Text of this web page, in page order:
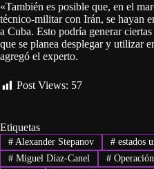
«También es posible que, en el
técnico-militar con Irán, se hayan
a Cuba. Esto podría generar
que se planea desplegar y utilizar
agregó el experto.
Post Views: 57
Etiquetas
#Alexander Stepanov #estados
#Miguel Díaz-Canel #